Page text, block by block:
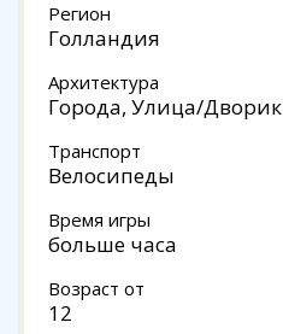
Регион
Голландия
Архитектура
Города, Улица/Дворик
Транспорт
Велосипеды
Время игры
больше часа
Возраст от
12